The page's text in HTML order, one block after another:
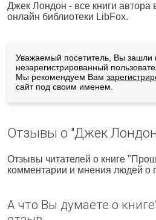
Джек Лондон - все книги автора
онлайн библиотеки LibFox.
Уважаемый посетитель, Вы зашли
незарегистрированный
Мы рекомендуем Вам
сайт под своим именем.
Отзывы о "Джек
Отзывы читателей о книге
комментарии и мнения людей о
А что Вы думаете о